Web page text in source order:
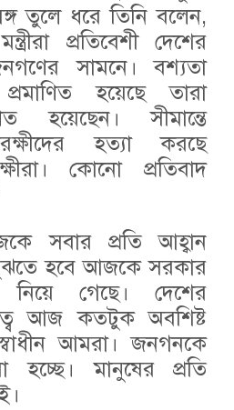
তুলে ধরে তিনি বলেন,
প্রতিবেশী দেশের
সামনে। বশ্যতা
হয়েছে তারা
হয়েছেন। সীমান্তে
হত্যা করছে
কোনো প্রতিবাদ
সবার প্রতি আহ্বান
হবে আজকে সরকার
গেছে। দেশের
আজ কতটুক অবশিষ্ট
আমরা। জনগনকে
হচ্ছে। মানুষের প্রতি